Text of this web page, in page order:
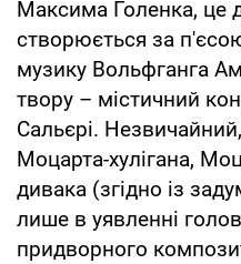
Максима Голенка, це
створюється за
музику Вольфганга
твору – містичний
Сальєрі.
Моцарта-хулігана,
дивака (згідно із
лише в уявленні
придворного